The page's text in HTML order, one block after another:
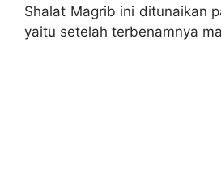
Shalat Magrib ini ditunaikan
yaitu setelah terbenamnya